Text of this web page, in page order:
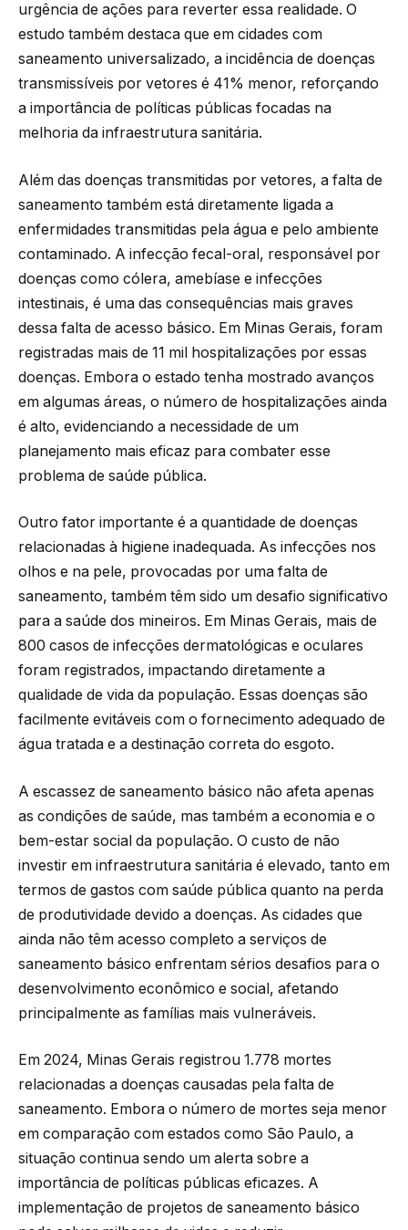
urgência de ações para reverter essa realidade. O
estudo também destaca que em cidades com
saneamento universalizado, a incidência de doenças
transmissíveis por vetores é 41% menor, reforçando
a importância de políticas públicas focadas na
melhoria da infraestrutura sanitária.
Além das doenças transmitidas por vetores, a falta de
saneamento também está diretamente ligada a
enfermidades transmitidas pela água e pelo ambiente
contaminado. A infecção fecal-oral, responsável por
doenças como cólera, amebíase e infecções
intestinais, é uma das consequências mais graves
dessa falta de acesso básico. Em Minas Gerais, foram
registradas mais de 11 mil hospitalizações por essas
doenças. Embora o estado tenha mostrado avanços
em algumas áreas, o número de hospitalizações ainda
é alto, evidenciando a necessidade de um
planejamento mais eficaz para combater esse
problema de saúde pública.
Outro fator importante é a quantidade de doenças
relacionadas à higiene inadequada. As infecções nos
olhos e na pele, provocadas por uma falta de
saneamento, também têm sido um desafio significativo
para a saúde dos mineiros. Em Minas Gerais, mais de
800 casos de infecções dermatológicas e oculares
foram registrados, impactando diretamente a
qualidade de vida da população. Essas doenças são
facilmente evitáveis com o fornecimento adequado de
água tratada e a destinação correta do esgoto.
A escassez de saneamento básico não afeta apenas
as condições de saúde, mas também a economia e o
bem-estar social da população. O custo de não
investir em infraestrutura sanitária é elevado, tanto em
termos de gastos com saúde pública quanto na perda
de produtividade devido a doenças. As cidades que
ainda não têm acesso completo a serviços de
saneamento básico enfrentam sérios desafios para o
desenvolvimento econômico e social, afetando
principalmente as famílias mais vulneráveis.
Em 2024, Minas Gerais registrou 1.778 mortes
relacionadas a doenças causadas pela falta de
saneamento. Embora o número de mortes seja menor
em comparação com estados como São Paulo, a
situação continua sendo um alerta sobre a
importância de políticas públicas eficazes. A
implementação de projetos de saneamento básico